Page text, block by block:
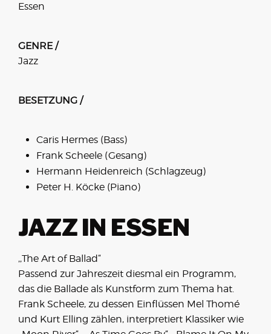
Essen
GENRE /
Jazz
BESETZUNG /
Caris Hermes (Bass)
Frank Scheele (Gesang)
Hermann Heidenreich (Schlagzeug)
Peter H. Köcke (Piano)
JAZZ IN ESSEN
,,The Art of Ballad“
Passend zur Jahreszeit diesmal ein Programm,
das die Ballade als Kunstform zum Thema hat.
Frank Scheele, zu dessen Einflüssen Mel Thomé
und Kurt Elling zählen, interpretiert Klassiker wie